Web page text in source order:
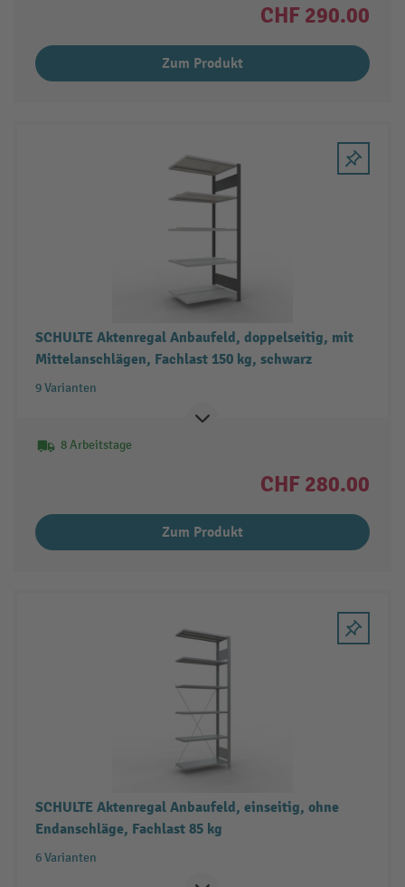
CHF 290.00
Zum Produkt
SCHULTE Aktenregal Anbaufeld, doppelseitig, mit
Mittelanschlägen, Fachlast 150 kg, schwarz
9 Varianten
8 Arbeitstage
CHF 280.00
Zum Produkt
SCHULTE Aktenregal Anbaufeld, einseitig, ohne
Endanschläge, Fachlast 85 kg
6 Varianten